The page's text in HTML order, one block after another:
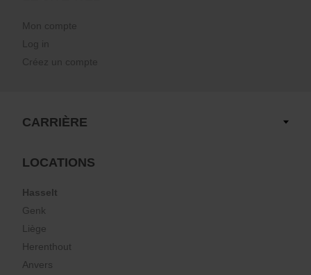
Mon compte
Log in
Créez un compte
CARRIÈRE
LOCATIONS
Hasselt
Genk
Liège
Herenthout
Anvers